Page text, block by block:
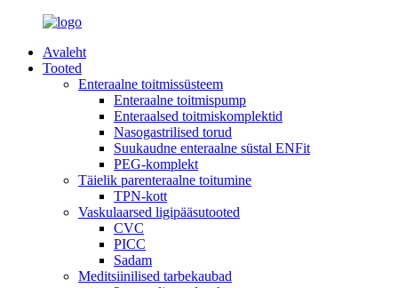
Avaleht
Tooted
Enteraalne toitmissüsteem
Enteraalne toitmispump
Enteraalsed toitmiskomplektid
Nasogastrilised torud
Suukaudne enteraalne süstal ENFit
PEG-komplekt
Täielik parenteraalne toitumine
TPN-kott
Vaskulaarsed ligipääsutooted
CVC
PICC
Sadam
Meditsiinilised tarbekaubad